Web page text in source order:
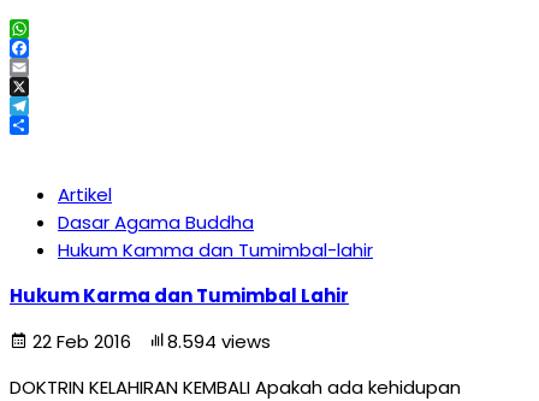
WhatsApp
Facebook
Email
X
Telegram
Artikel
Dasar Agama Buddha
Hukum Kamma dan Tumimbal-lahir
Hukum Karma dan Tumimbal Lahir
22 Feb 2016
8.594 views
DOKTRIN KELAHIRAN KEMBALI Apakah ada kehidupan